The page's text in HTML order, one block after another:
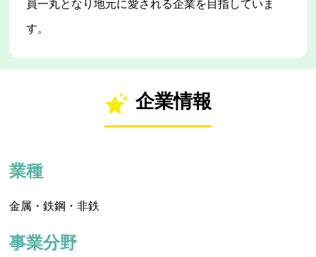
員一丸となり地元に愛される企業を目指していま
す。
企業情報
業種
金属・鉄鋼・非鉄
事業分野